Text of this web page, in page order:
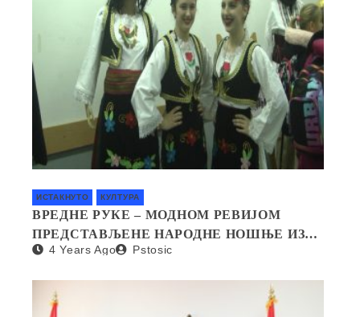
ИСТАКНУТО КУЛТУРА
ВРЕДНЕ РУКЕ – МОДНОМ РЕВИЈОМ
ПРЕДСТАВЉЕНЕ НАРОДНЕ НОШЊЕ ИЗ
СВИХ КРАЈЕВА СРБИЈЕ
4 Years Ago Pstosic